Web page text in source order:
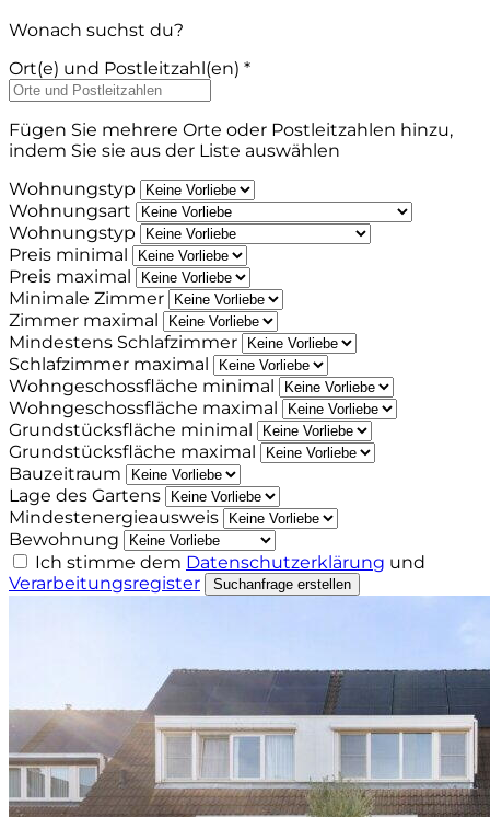
Wonach suchst du?
Ort(e) und Postleitzahl(en) *
Fügen Sie mehrere Orte oder Postleitzahlen hinzu,
indem Sie sie aus der Liste auswählen
Wohnungstyp
Wohnungsart
Wohnungstyp
Preis minimal
Preis maximal
Minimale Zimmer
Zimmer maximal
Mindestens Schlafzimmer
Schlafzimmer maximal
Wohngeschossfläche minimal
Wohngeschossfläche maximal
Grundstücksfläche minimal
Grundstücksfläche maximal
Bauzeitraum
Lage des Gartens
Mindestenergieausweis
Bewohnung
Ich stimme dem Datenschutzerklärung und
Verarbeitungsregister
Suchanfrage erstellen